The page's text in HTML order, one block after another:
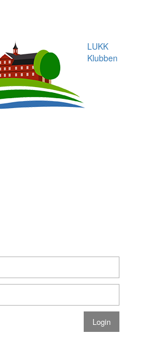
LUKK
Klubben